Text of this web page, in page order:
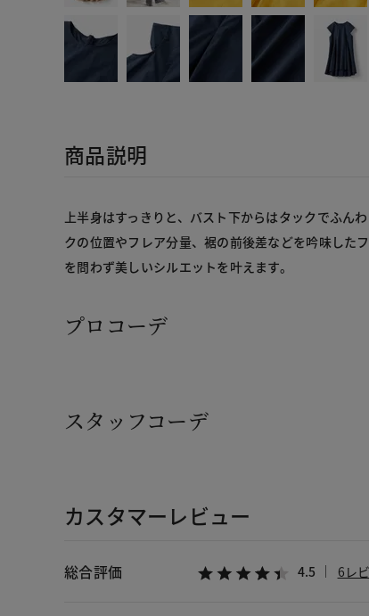
商品説明
上半身はすっきりと、バスト下からはタックでふん
クの位置やフレア分量、裾の前後差などを吟味した
を問わず美しいシルエットを叶えます。
プロコーデ
スタッフコーデ
カスタマーレビュー
総合評価 4.5 6レ